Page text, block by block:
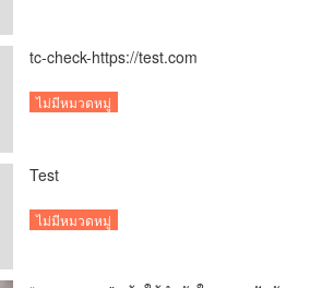
tc-check-https://test.com
ไม่มีหมวดหมู่
Test
ไม่มีหมวดหมู่